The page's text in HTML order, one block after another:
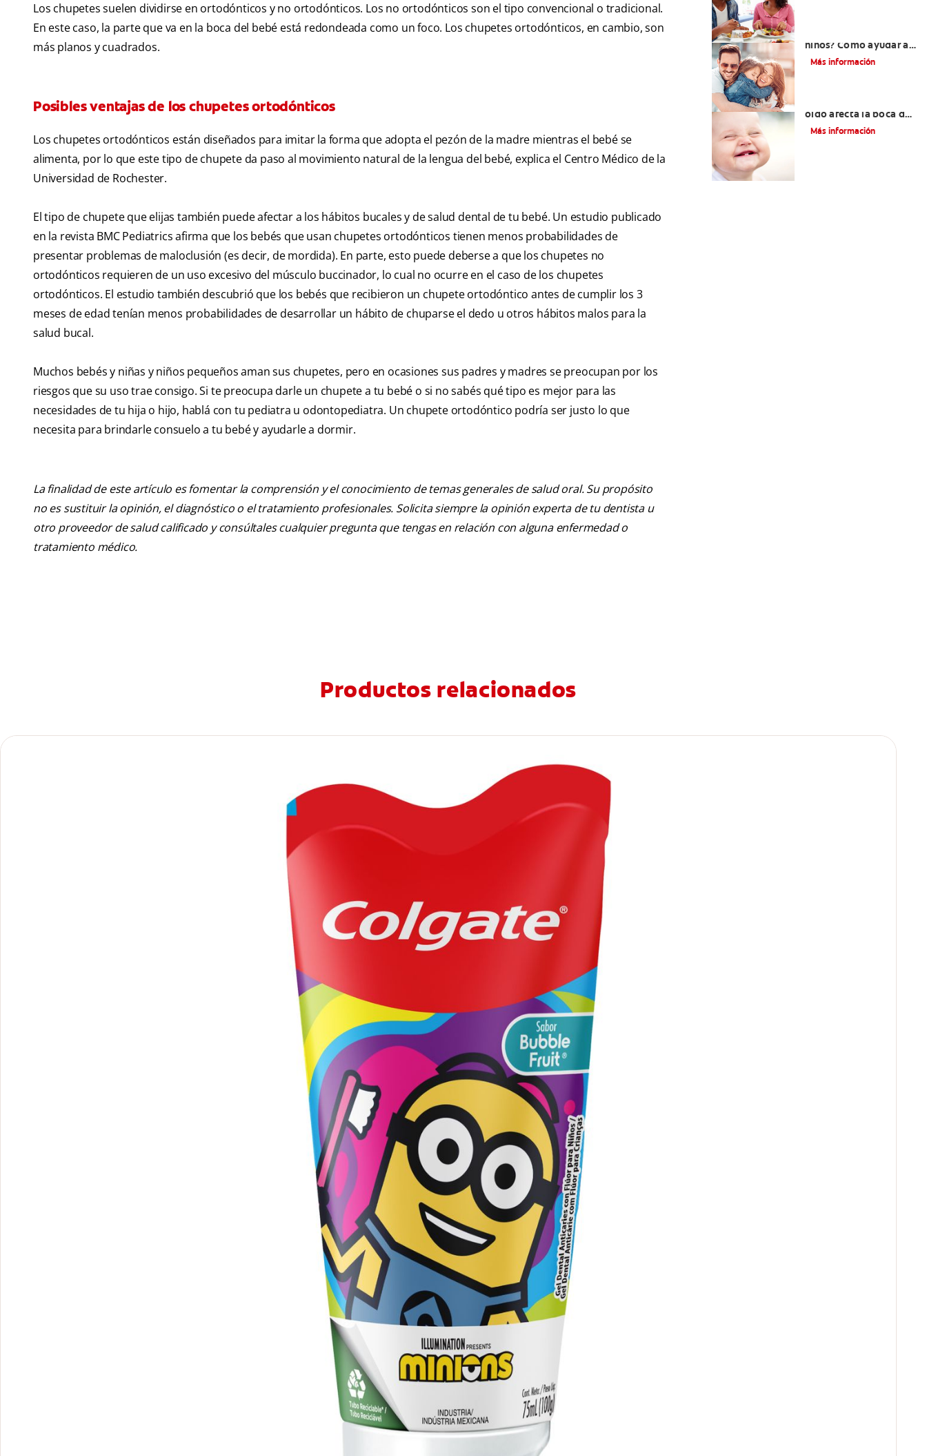
Los chupetes suelen dividirse en ortodónticos y no ortodónticos. Los no ortodónticos son el tipo convencional o tradicional.
En este caso, la parte que va en la boca del bebé está redondeada como un foco. Los chupetes ortodónticos, en cambio, son
más planos y cuadrados.
Posibles ventajas de los chupetes ortodónticos
Los chupetes ortodónticos están diseñados para imitar la forma que adopta el pezón de la madre mientras el bebé se
alimenta, por lo que este tipo de chupete da paso al movimiento natural de la lengua del bebé, explica el Centro Médico de la
Universidad de Rochester.
El tipo de chupete que elijas también puede afectar a los hábitos bucales y de salud dental de tu bebé. Un estudio publicado
en la revista BMC Pediatrics afirma que los bebés que usan chupetes ortodónticos tienen menos probabilidades de
presentar problemas de maloclusión (es decir, de mordida). En parte, esto puede deberse a que los chupetes no
ortodónticos requieren de un uso excesivo del músculo buccinador, lo cual no ocurre en el caso de los chupetes
ortodónticos. El estudio también descubrió que los bebés que recibieron un chupete ortodóntico antes de cumplir los 3
meses de edad tenían menos probabilidades de desarrollar un hábito de chuparse el dedo u otros hábitos malos para la
salud bucal.
Muchos bebés y niñas y niños pequeños aman sus chupetes, pero en ocasiones sus padres y madres se preocupan por los
riesgos que su uso trae consigo. Si te preocupa darle un chupete a tu bebé o si no sabés qué tipo es mejor para las
necesidades de tu hija o hijo, hablá con tu pediatra u odontopediatra. Un chupete ortodóntico podría ser justo lo que
necesita para brindarle consuelo a tu bebé y ayudarle a dormir.
La finalidad de este artículo es fomentar la comprensión y el conocimiento de temas generales de salud oral. Su propósito
no es sustituir la opinión, el diagnóstico o el tratamiento profesionales. Solicita siempre la opinión experta de tu dentista u
otro proveedor de salud calificado y consúltales cualquier pregunta que tengas en relación con alguna enfermedad o
tratamiento médico.
niños? Cómo ayudar a
tus pequeños en el
Más información
oído afecta la boca del
bebé?
Más información
Productos relacionados